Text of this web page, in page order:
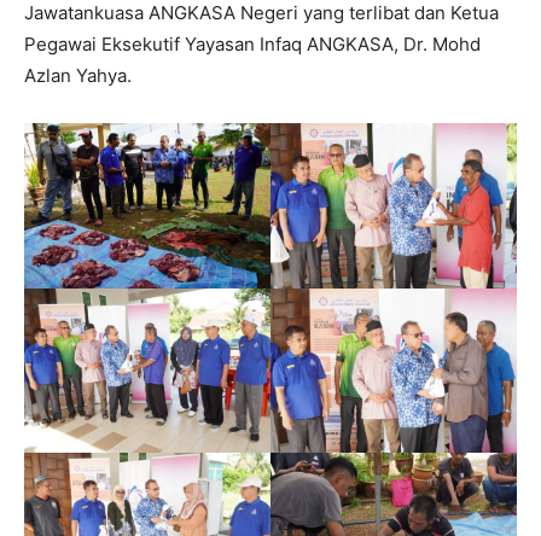
Jawatankuasa ANGKASA Negeri yang terlibat dan Ketua
Pegawai Eksekutif Yayasan Infaq ANGKASA, Dr. Mohd
Azlan Yahya.